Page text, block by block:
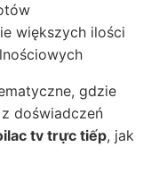
większych ilości
gdzie
doświadczeń
tv trực tiếp, jak